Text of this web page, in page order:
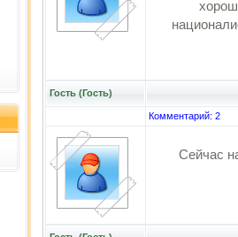
Гость (Гость)
Комментарий: 2
Сейчас